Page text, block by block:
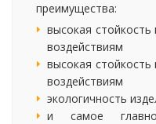
преимущества:
высокая
воздействиям
высокая
воздействиям
экологичность
и самое